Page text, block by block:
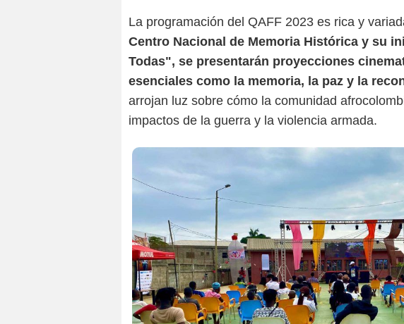
La programación del QAFF 2023 es rica y
Centro Nacional de Memoria Histórica y su
Todas", se presentarán proyecciones
esenciales como la memoria, la paz y la
arrojan luz sobre cómo la comunidad
impactos de la guerra y la violencia armada.